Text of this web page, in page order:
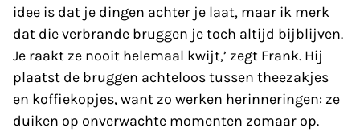
idee is dat je dingen achter je laat, maar ik merk
dat die verbrande bruggen je toch altijd bijblijven.
Je raakt ze nooit helemaal kwijt,’ zegt Frank. Hij
plaatst de bruggen achteloos tussen theezakjes
en koffiekopjes, want zo werken herinneringen: ze
duiken op onverwachte momenten zomaar op.